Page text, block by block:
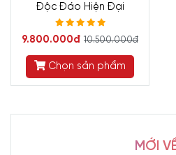
Độc Đáo Hiện Đại
9.800.000đ 10.500.000đ
Chọn sản phẩm
MỚI